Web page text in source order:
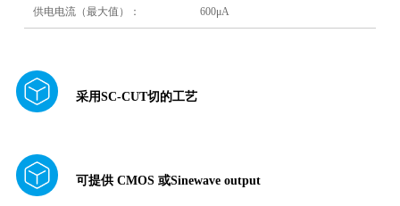
供电电流（最大值）： 600μA
采用SC-CUT切的工艺
可提供 CMOS 或Sinewave output